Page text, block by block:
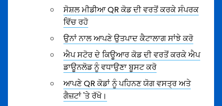
ਸੋਸ਼ਲ ਮੀਡੀਆ QR ਕੋਡ ਦੀ ਵਰਤੋਂ ਕਰਕੇ ਸੰਪਰਕ
ਵਿੱਚ ਰਹੋ
ਉਨਾਂ ਨਾਲ ਆਪਣੇ ਉਤਪਾਦ ਕੈਟਾਲਾਗ ਸਾਂਝੇ ਕਰੋ
ਐਪ ਸਟੋਰ ਦੇ ਕਿਊਆਰ ਕੋਡ ਦੀ ਵਰਤੋਂ ਕਰਕੇ ਐਪ
ਡਾਊਨਲੋਡ ਨੂੰ ਵਧਾਉਣਾ ਬੂਸਟ ਕਰੋ
ਆਪਣੇ QR ਕੋਡਾਂ ਨੂੰ ਪਹਿਨਣ ਯੋਗ ਵਸਤ੍ਰ ਅਤੇ
ਗੈਜ਼ਟਾਂ 'ਤੇ ਰੱਖੋ।